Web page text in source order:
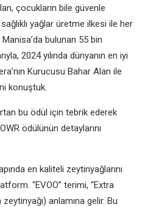
çocukların bile güvenle
yağlar üretme ilkesi ile her
Manisa’da bulunan 55 bin
2024 yılında dünyanın en iyi
Kurucusu Bahar Alan ile
konuştuk.
bu ödül için tebrik ederek
ödülünün detaylarını
en kaliteli zeytinyağlarını
“EVOO” terimi, “Extra
zeytinyağı) anlamına gelir. Bu